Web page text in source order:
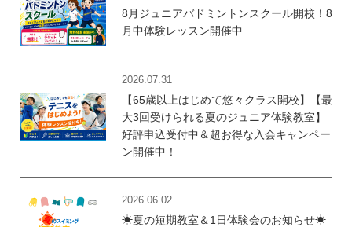
8月ジュニアバドミントンスクール開校！8
月中体験レッスン開催中
2026.07.31
【65歳以上はじめて悠々クラス開校】【最
大3回受けられる夏のジュニア体験教室】
好評申込受付中＆超お得な入会キャンペー
ン開催中！
2026.06.02
☀夏の短期教室＆1日体験会のお知らせ☀